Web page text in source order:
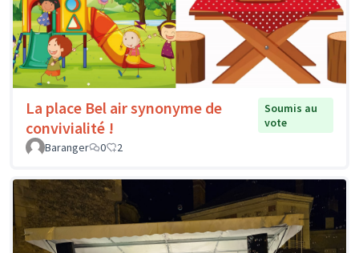
La place Bel air synonyme de
convivialité !
Soumis au
vote
Baranger
0 2